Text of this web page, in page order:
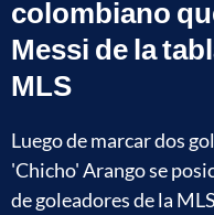
colombiano
Messi de la
MLS
Luego de marcar dos
'Chicho' Arango se
de goleadores de la